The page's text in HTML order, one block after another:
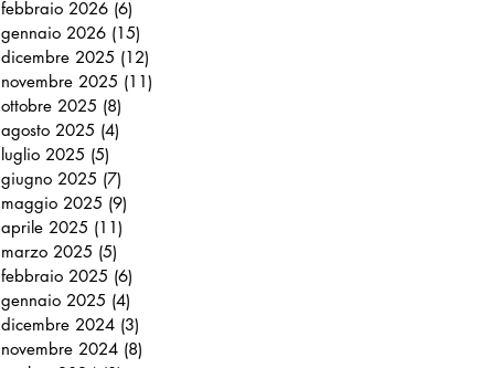
febbraio 2026 (6)
gennaio 2026 (15)
dicembre 2025 (12)
novembre 2025 (11)
ottobre 2025 (8)
agosto 2025 (4)
luglio 2025 (5)
giugno 2025 (7)
maggio 2025 (9)
aprile 2025 (11)
marzo 2025 (5)
febbraio 2025 (6)
gennaio 2025 (4)
dicembre 2024 (3)
novembre 2024 (8)